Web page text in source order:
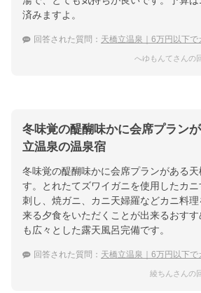
済みますよ。
回答された質問： 天橋立温泉｜6万円以下でカニを
へゆもんてさんの
冬味覚の醍醐味かに会席プラン
立温泉の温泉宿
冬味覚の醍醐味かに会席プランがある
す。とれたてズワイガニを使用したカ
刺し、焼ガニ、カニ天婦羅などカニ料
来る夕食をいただくことが出来るおす
も広々とした露天風呂完備です。
回答された質問： 天橋立温泉｜6万円以下でカニを
綾ちんさんの